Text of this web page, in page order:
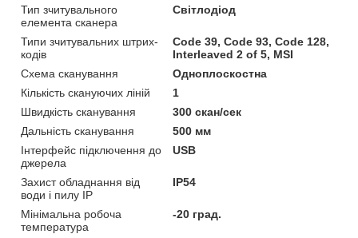
Тип зчитувального
елемента сканера
Світлодіод
Типи зчитувальних штрих-
кодів
Code 39, Code 93, Code 128,
Interleaved 2 of 5, MSI
Схема сканування
Одноплоскостна
Кількість скануючих ліній
1
Швидкість сканування
300 скан/сек
Дальність сканування
500 мм
Інтерфейс підключення до
джерела
USB
Захист обладнання від
води і пилу IP
IP54
Мінімальна робоча
температура
-20 град.